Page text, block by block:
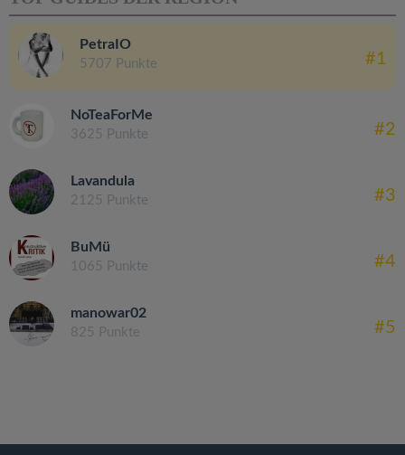
PetraIO
5707 Punkte #1
NoTeaForMe
3625 Punkte #2
Lavandula
2125 Punkte #3
BuMü
1065 Punkte #4
manowar02
825 Punkte #5